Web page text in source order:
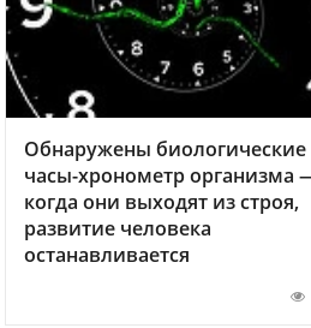
Обнаружены биологические
часы-хронометр организма
когда они выходят из строя,
развитие человека
останавливается